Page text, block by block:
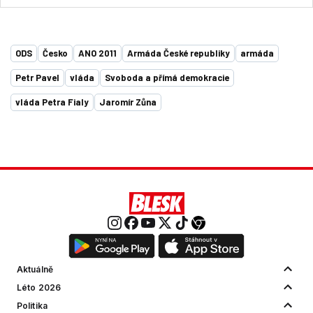
ODS Česko ANO 2011 Armáda České republiky armáda
Petr Pavel vláda Svoboda a přímá demokracie
vláda Petra Fialy Jaromír Zůna
Aktuálně
Léto 2026
Politika